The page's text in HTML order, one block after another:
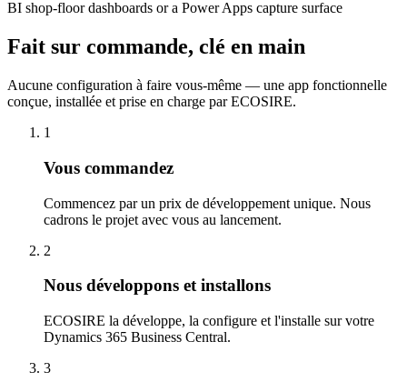
BI shop-floor dashboards or a Power Apps capture surface
Fait sur commande, clé en main
Aucune configuration à faire vous-même — une app fonctionnelle
conçue, installée et prise en charge par ECOSIRE.
1
Vous commandez
Commencez par un prix de développement unique. Nous
cadrons le projet avec vous au lancement.
2
Nous développons et installons
ECOSIRE la développe, la configure et l'installe sur votre
Dynamics 365 Business Central.
3